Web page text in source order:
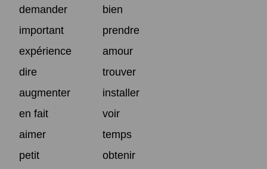
demander
bien
important
prendre
expérience
amour
dire
trouver
augmenter
installer
en fait
voir
aimer
temps
petit
obtenir